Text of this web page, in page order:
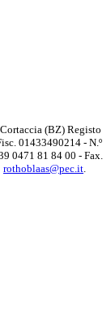
(BZ) Registo
01433490214 - N.º
0471 81 84 00 - Fax.
rothoblaas@pec.it.